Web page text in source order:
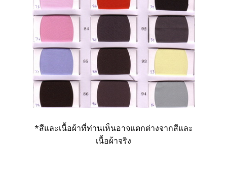
*สีและเนื้อผ้าที่ท่านเห็นอาจแตกต่างจากสีและ
เนื้อผ้าจริง